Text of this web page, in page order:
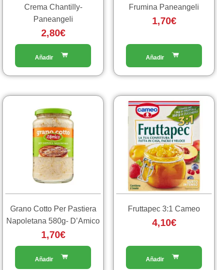
Crema Chantilly-
Paneangeli
2,80€
Frumina Paneangeli
1,70€
Grano Cotto Per Pastiera
Napoletana 580g- D’Amico
1,70€
Fruttapec 3:1 Cameo
4,10€